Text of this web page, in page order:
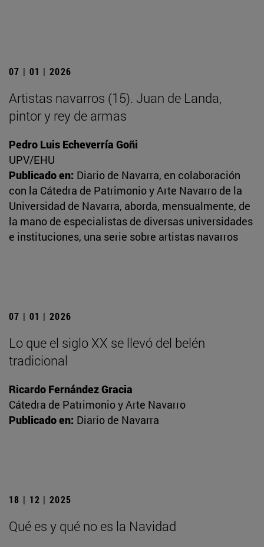
07 | 01 | 2026
Artistas navarros (15). Juan de Landa,
pintor y rey de armas
Pedro Luis Echeverría Goñi
UPV/EHU
Publicado en: Diario de Navarra, en colaboración
con la Cátedra de Patrimonio y Arte Navarro de la
Universidad de Navarra, aborda, mensualmente, de
la mano de especialistas de diversas universidades
e instituciones, una serie sobre artistas navarros
07 | 01 | 2026
Lo que el siglo XX se llevó del belén
tradicional
Ricardo Fernández Gracia
Cátedra de Patrimonio y Arte Navarro
Publicado en: Diario de Navarra
18 | 12 | 2025
Qué es y qué no es la Navidad